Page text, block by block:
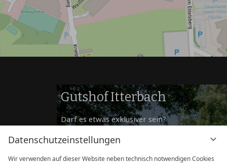
Datenschutzeinstellungen
Wir verwenden auf dieser Website neben technisch notwendigen Cookies
Gutshof Itterbach
Darf es etwas exklusiver sein?
besonders
privatem Ambiente empfehlen wir den Gutshof